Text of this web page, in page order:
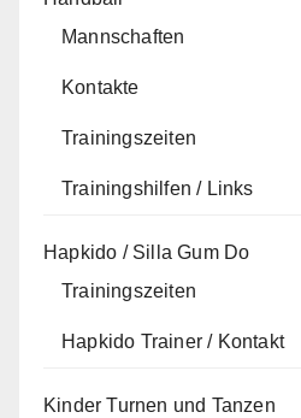
Mannschaften
Kontakte
Trainingszeiten
Trainingshilfen / Links
Hapkido / Silla Gum Do
Trainingszeiten
Hapkido Trainer / Kontakt
Kinder Turnen und Tanzen